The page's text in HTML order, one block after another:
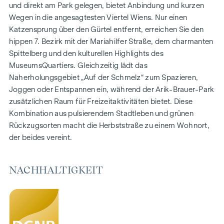
1- bis 4-Zimmerwohnungen
Gärten, Balkone, Loggien und Terrassen
Großzügige Raumhöhen
Tiefgaragenstellplätze | E-Mobilität
Innenhof Ruhelage
Photovoltaikanlage am Dach
Gemeinschaftsraum
ZUHAUSE ANKOMMEN
In der Herbststraße erwartet Sie ein einzigartiges
Wohngefühl, das Design und Geborgenheit auf
außergewöhnliche Weise vereint. Die hochwertige
stilvolles, modernes Leben abgestimmt. Edle Parkettböden
natürliche Behaglichkeit. Für zusätzlichen Komfort bieten
elektrisch steuerbare Raffstores individuelle Beschattung
und eine angenehme Lichtregulierung. Ein besonderes
und direkt am Park gelegen, bietet Anbindung und kurzen
Wegen in die angesagtesten Viertel Wiens. Nur einen
Katzensprung über den Gürtel entfernt, erreichen Sie den
hippen 7. Bezirk mit der Mariahilfer Straße, dem charmanten
Spittelberg und den kulturellen Highlights des
MuseumsQuartiers. Gleichzeitig lädt das
Naherholungsgebiet „Auf der Schmelz“ zum Spazieren,
Joggen oder Entspannen ein, während der Arik-Brauer-Park
zusätzlichen Raum für Freizeitaktivitäten bietet. Diese
Kombination aus pulsierendem Stadtleben und grünen
Rückzugsorten macht die Herbststraße zu einem Wohnort,
der beides vereint.
NACHHALTIGKEIT